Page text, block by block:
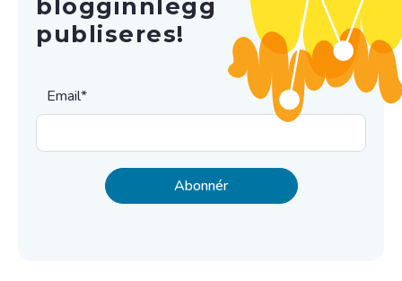
blogginnlegg
publiseres!
Email*